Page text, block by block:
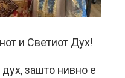
и Светиот Дух!
зашто нивно е